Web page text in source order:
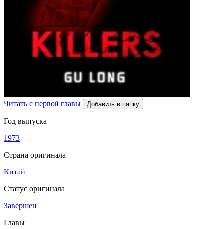
Читать с первой главы Добавить в папку
Год выпуска
1973
Страна оригинала
Китай
Статус оригинала
Завершен
Главы